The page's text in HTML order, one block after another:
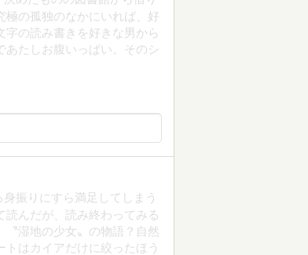
の孤独のなかにいれば、好
の読み書きを好きな男から
たしお腹いっぱい。そのシ
振りにすら満足してしまう
んだが、読み終わってみる
〝湿地の少女〟の物語？自然
はカイアだけに絞ったほう